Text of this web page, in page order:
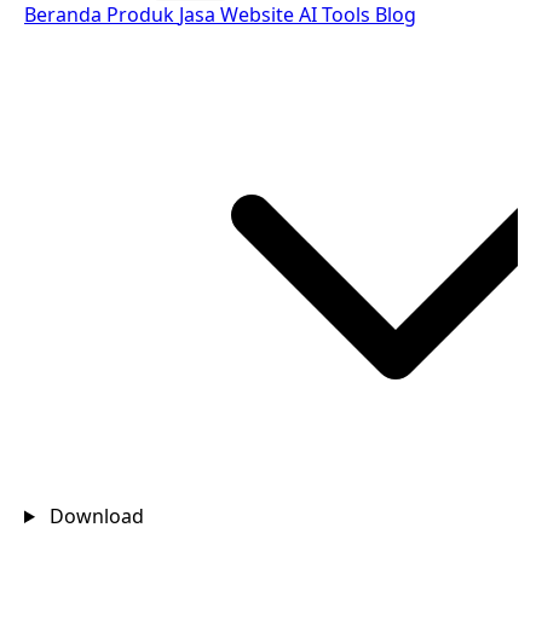
Beranda Produk Jasa WebsiteAI Tools Blog
Download